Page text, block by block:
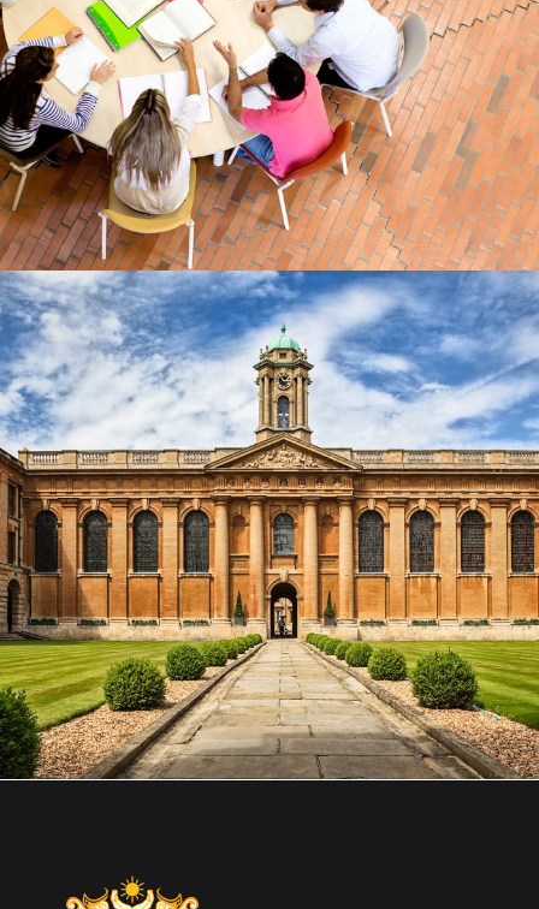
6 DE JUNIO DE 2016
BY SECUREADMIN_WP9K3
6 DE JUNIO DE 2016
BY SECUREADMIN_WP9K3